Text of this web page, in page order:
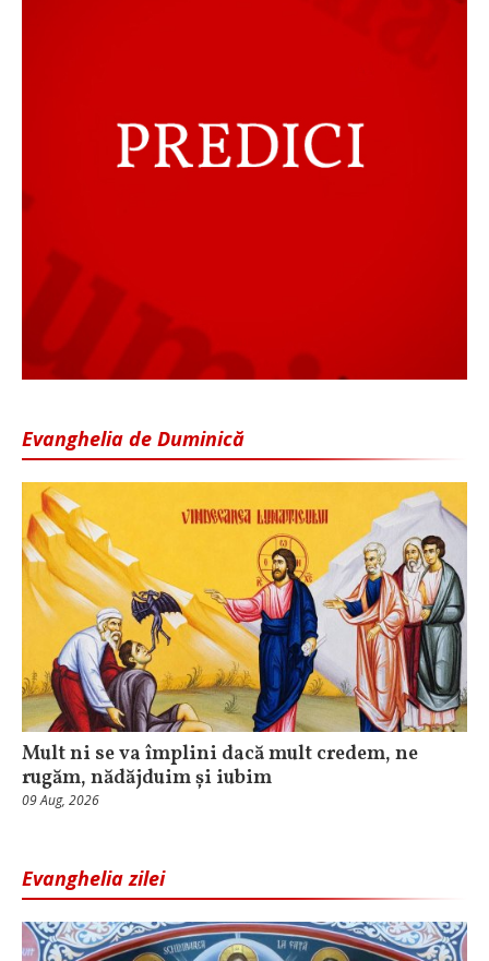
Evanghelia de Duminică
Mult ni se va împlini dacă mult credem, ne
rugăm, nădăjduim și iubim
09 Aug, 2026
Evanghelia zilei